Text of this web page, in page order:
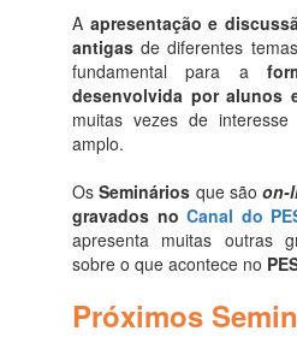
A apresentação e
antigas de diferentes
fundamental para a
desenvolvida por alunos
muitas vezes de
amplo.
OsSeminários que sãoon-
gravados noCanal do
apresenta muitas outras
sobre o que acontece no
Próximos